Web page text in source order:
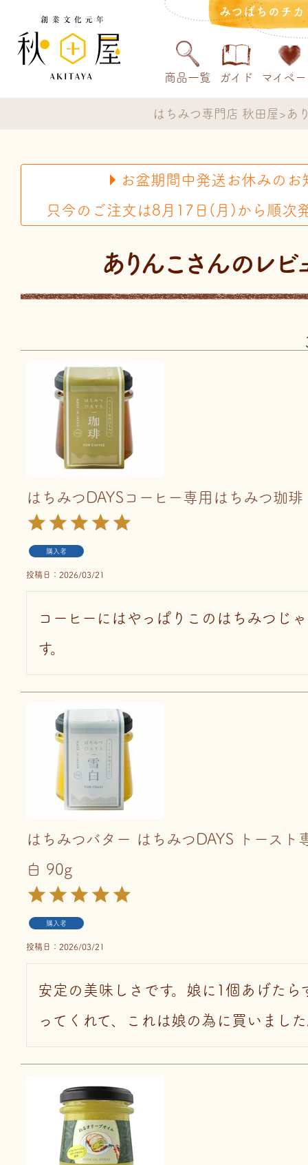
みつばちのチ
商品一覧 ガイド マイペ
はちみつ専門店 秋田屋 あ
お盆期間中発送お休みのお
只今のご注文は8月17日(月)から順次
ありんこさんのレビ
はちみつDAYSコーヒー専用はちみつ珈琲
購入者
投稿日 2026/03/21
コーヒーにはやっぱりこのはちみつじ
す。
はちみつバター はちみつDAYS トースト
白 90g
購入者
投稿日 2026/03/21
安定の美味しさです。娘に1個あげたら
ってくれて、これは娘の為に買いまし